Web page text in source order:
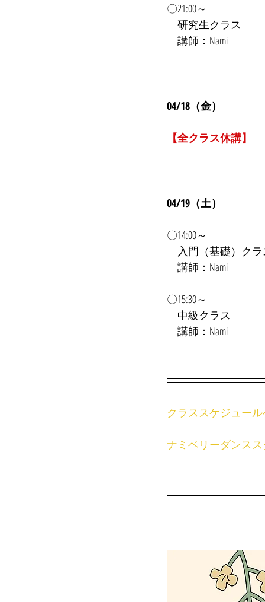
〇21:00～
研究生クラス
講師：Nami
04/18（金）
【全クラス休講】
04/19（土）
〇14:00～
入門（基礎）クラ
講師：Nami
〇15:30～
中級クラス
講師：Nami
クラススケジュー
ナミベリーダンス